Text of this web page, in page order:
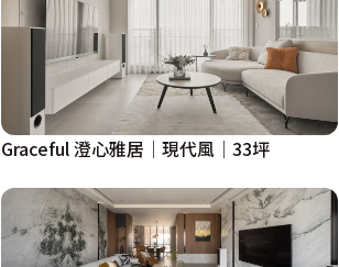
Graceful 澄心雅居│現代風│33坪